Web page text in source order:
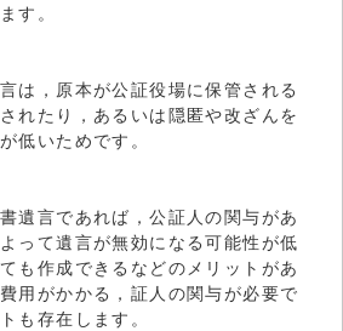
す。
は，原本が公証役場に保管される
れたり，あるいは隠匿や改ざんを
低いためです。
遺言であれば，公証人の関与があ
って遺言が無効になる可能性が低
も作成できるなどのメリットがあ
用がかかる，証人の関与が必要で
も存在します。